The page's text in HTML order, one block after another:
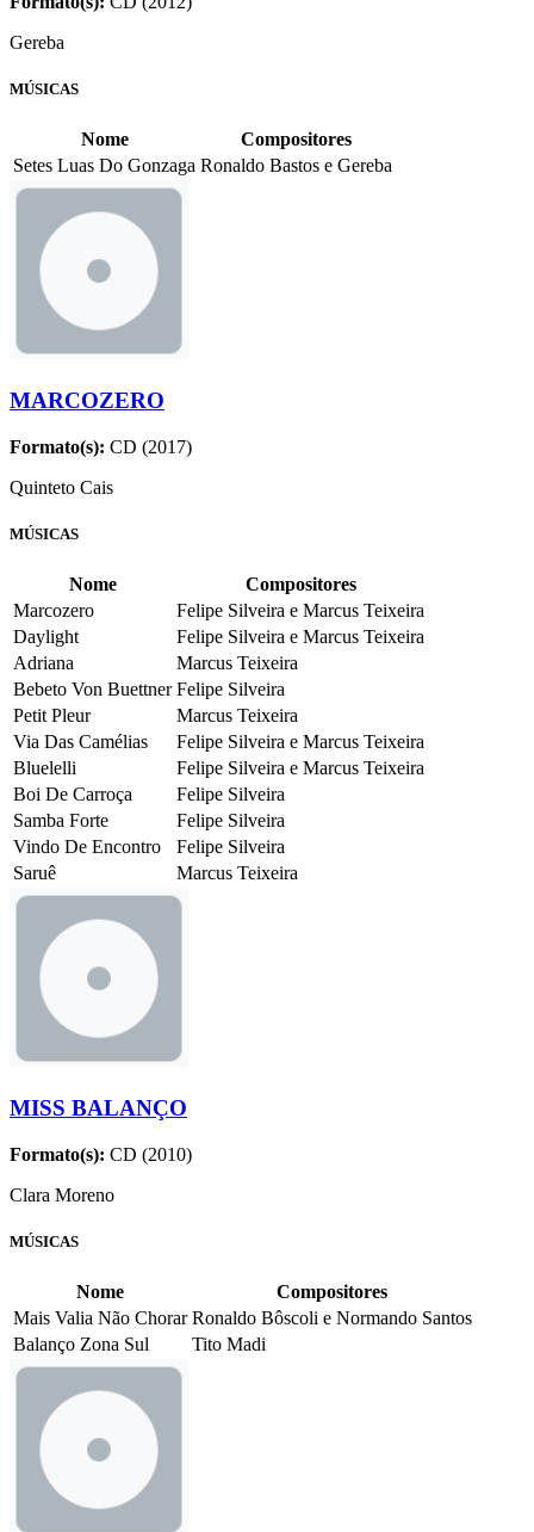
Gereba
MÚSICAS
Nome
Compositores
Setes Luas Do Gonzaga Ronaldo Bastos e Gereba
MARCOZERO
Formato(s): CD (2017)
Quinteto Cais
MÚSICAS
Nome
Compositores
Marcozero
Felipe Silveira e Marcus Teixeira
Daylight
Felipe Silveira e Marcus Teixeira
Adriana
Marcus Teixeira
Bebeto Von Buettner Felipe Silveira
Petit Pleur
Marcus Teixeira
Via Das Camélias
Felipe Silveira e Marcus Teixeira
Bluelelli
Felipe Silveira e Marcus Teixeira
Boi De Carroça
Felipe Silveira
Samba Forte
Felipe Silveira
Vindo De Encontro
Felipe Silveira
Saruê
Marcus Teixeira
MISS BALANÇO
Formato(s): CD (2010)
Clara Moreno
MÚSICAS
Nome
Compositores
Mais Valia Não Chorar Ronaldo Bôscoli e Normando Santos
Balanço Zona Sul
Tito Madi